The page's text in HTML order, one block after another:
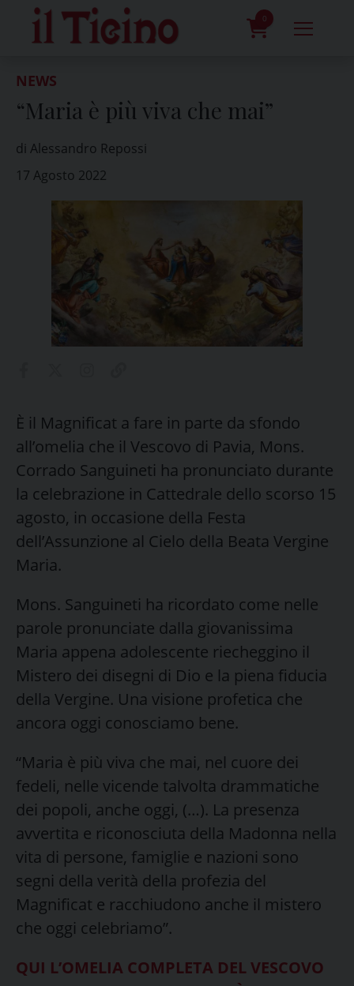
content
0
NEWS
“Maria è più viva che mai”
di Alessandro Repossi
17 Agosto 2022
È il Magnificat a fare in parte da sfondo
all’omelia che il Vescovo di Pavia, Mons.
Corrado Sanguineti ha pronunciato durante
la celebrazione in Cattedrale dello scorso 15
agosto, in occasione della Festa
dell’Assunzione al Cielo della Beata Vergine
Maria.
Mons. Sanguineti ha ricordato come nelle
parole pronunciate dalla giovanissima
Maria appena adolescente riecheggino il
Mistero dei disegni di Dio e la piena fiducia
della Vergine. Una visione profetica che
ancora oggi conosciamo bene.
“Maria è più viva che mai, nel cuore dei
fedeli, nelle vicende talvolta drammatiche
dei popoli, anche oggi, (…). La presenza
avvertita e riconosciuta della Madonna nella
vita di persone, famiglie e nazioni sono
segni della verità della profezia del
Magnificat e racchiudono anche il mistero
che oggi celebriamo”.
QUI L’OMELIA COMPLETA DEL VESCOVO